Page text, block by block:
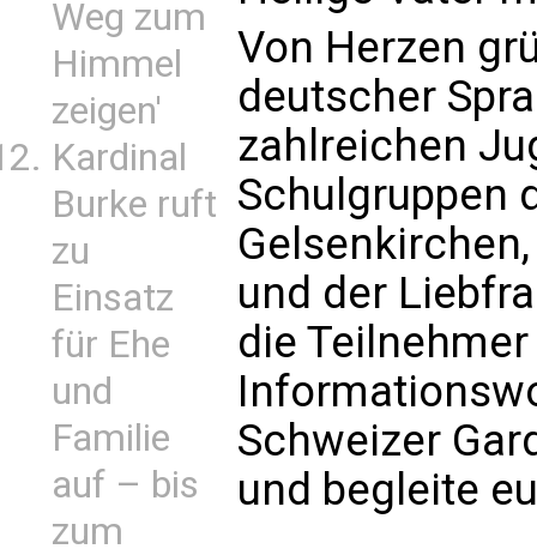
Weg zum
Himmel
zeigen'
Kardinal
Burke ruft
zu
Einsatz
für Ehe
und
Familie
auf – bis
zum
Von Herzen
deutscher
zahlreichen
Schulgruppen
und der
die
Schweizer
und begleite